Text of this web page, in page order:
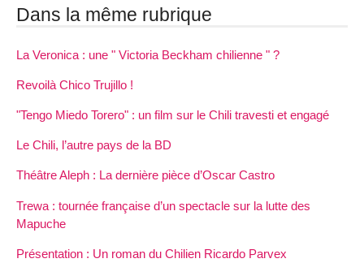
Dans la même rubrique
La Veronica : une " Victoria Beckham chilienne " ?
Revoilà Chico Trujillo !
"Tengo Miedo Torero" : un film sur le Chili travesti et engagé
Le Chili, l’autre pays de la BD
Théâtre Aleph : La dernière pièce d’Oscar Castro
Trewa : tournée française d’un spectacle sur la lutte des
Mapuche
Présentation : Un roman du Chilien Ricardo Parvex